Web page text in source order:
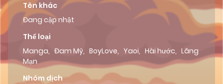
Tên khác
Đang cập nhật
Thể loại
Manga, Đam Mỹ, BoyLove, Yaoi, Hài hước, Lãng
Mạn
Nhóm dịch